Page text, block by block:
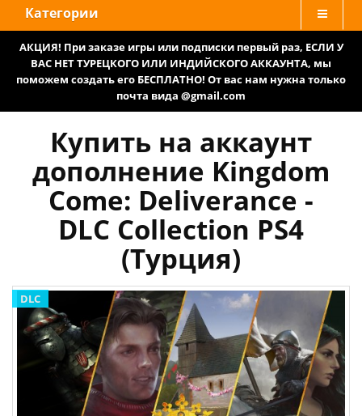
Категории
АКЦИЯ! При заказе игры или подписки первый раз, ЕСЛИ У
ВАС НЕТ ТУРЕЦКОГО ИЛИ ИНДИЙСКОГО АККАУНТА, мы
поможем создать его БЕСПЛАТНО! От вас нам нужна только
почта вида @gmail.com
Купить на аккаунт
дополнение Kingdom
Come: Deliverance -
DLC Collection PS4
(Турция)
DLC